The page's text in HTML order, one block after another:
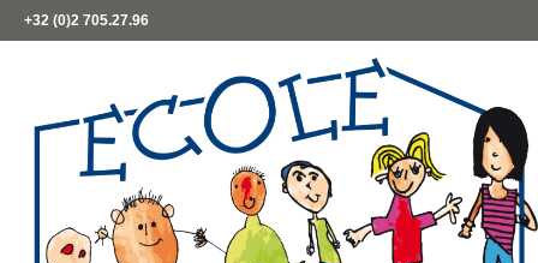
+32 (0)2 705.27.96